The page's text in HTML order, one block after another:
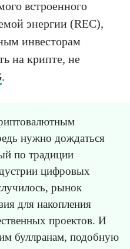
встроенного
энергии (REC),
инвесторам
на крипте, не
.
нужно дождаться
по традиции
цифровых
рынок
для накопления
проектов. И
буллранам, подобную